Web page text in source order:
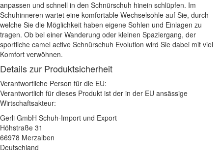
anpassen und schnell in den Schnürschuh hinein schlüpfen. Im
Schuhinneren wartet eine komfortable Wechselsohle auf Sie, durch
welche Sie die Möglichkeit haben eigene Sohlen und Einlagen zu
tragen. Ob bei einer Wanderung oder kleinen Spaziergang, der
sportliche camel active Schnürschuh Evolution wird Sie dabei mit viel
Komfort verwöhnen.
Details zur Produktsicherheit
Verantwortliche Person für die EU:
Verantwortlich für dieses Produkt ist der in der EU ansässige
Wirtschaftsakteur:
Gerli GmbH Schuh-Import und Export
Höhstraße 31
66978 Merzalben
Deutschland